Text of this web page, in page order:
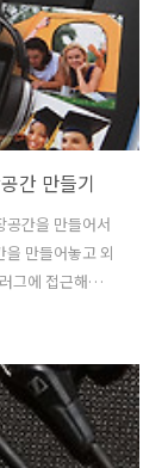
간 만들기
간을 만들어서
만들어놓고 외
그에 접근해서
운 부분이 있습
간을 만들 수 있
자신이 가지고
다. 저역시 사용